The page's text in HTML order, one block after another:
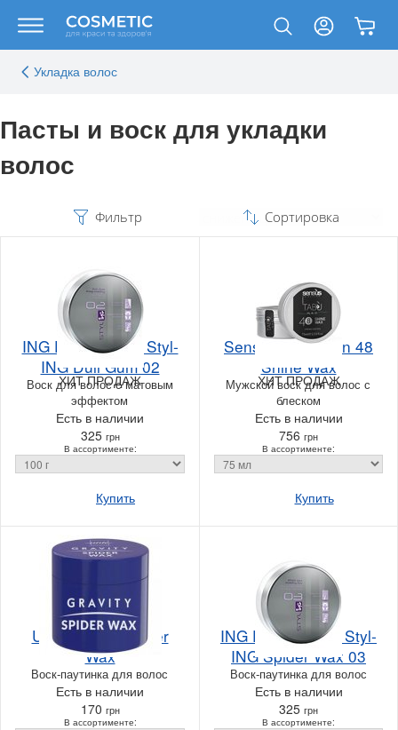
Укладка волос
Пасты и воск для укладки
волос
Фильтр Сортировка
ХИТ ПРОДАЖ
ING Professional Styl-
ING Dull Gum 02
Воск для волос с матовым
эффектом
Есть в наличии
325 грн
В ассортименте:
Купить
ХИТ ПРОДАЖ
Sensus Tabu Man 48
Shine Wax
Мужской воск для волос с
блеском
Есть в наличии
756 грн
В ассортименте:
Купить
Unic Gravity Spider
Wax
Воск-паутинка для волос
Есть в наличии
170 грн
В ассортименте:
ING Professional Styl-
ING Spider Wax 03
Воск-паутинка для волос
Есть в наличии
325 грн
В ассортименте: